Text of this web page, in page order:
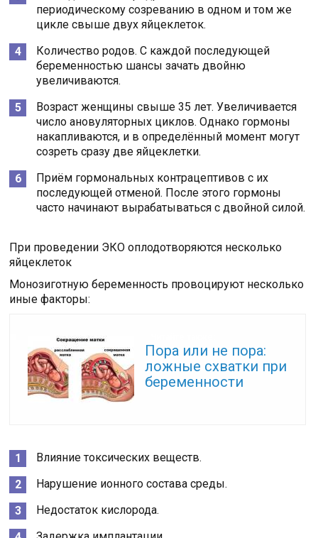
периодическому созреванию в одном и том же
цикле свыше двух яйцеклеток.
Количество родов. С каждой последующей
беременностью шансы зачать двойню
увеличиваются.
Возраст женщины свыше 35 лет. Увеличивается
число ановуляторных циклов. Однако гормоны
накапливаются, и в определённый момент могут
созреть сразу две яйцеклетки.
Приём гормональных контрацептивов с их
последующей отменой. После этого гормоны
часто начинают вырабатываться с двойной силой.
При проведении ЭКО оплодотворяются несколько
яйцеклеток
Монозиготную беременность провоцируют несколько
иные факторы:
Пора или не пора:
ложные схватки при
беременности
Влияние токсических веществ.
Нарушение ионного состава среды.
Недостаток кислорода.